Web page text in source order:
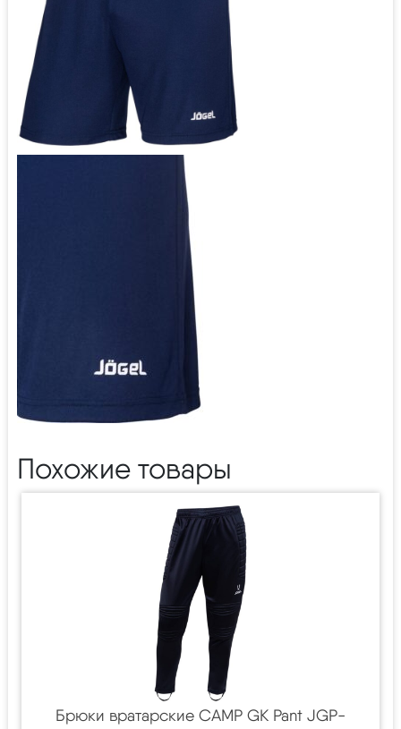
Похожие товары
Брюки вратарские CAMP GK Pant JGP-